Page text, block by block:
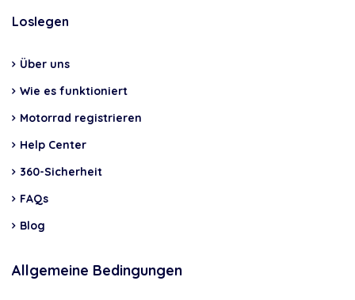
Loslegen
Über uns
Wie es funktioniert
Motorrad registrieren
Help Center
360-Sicherheit
FAQs
Blog
Allgemeine Bedingungen